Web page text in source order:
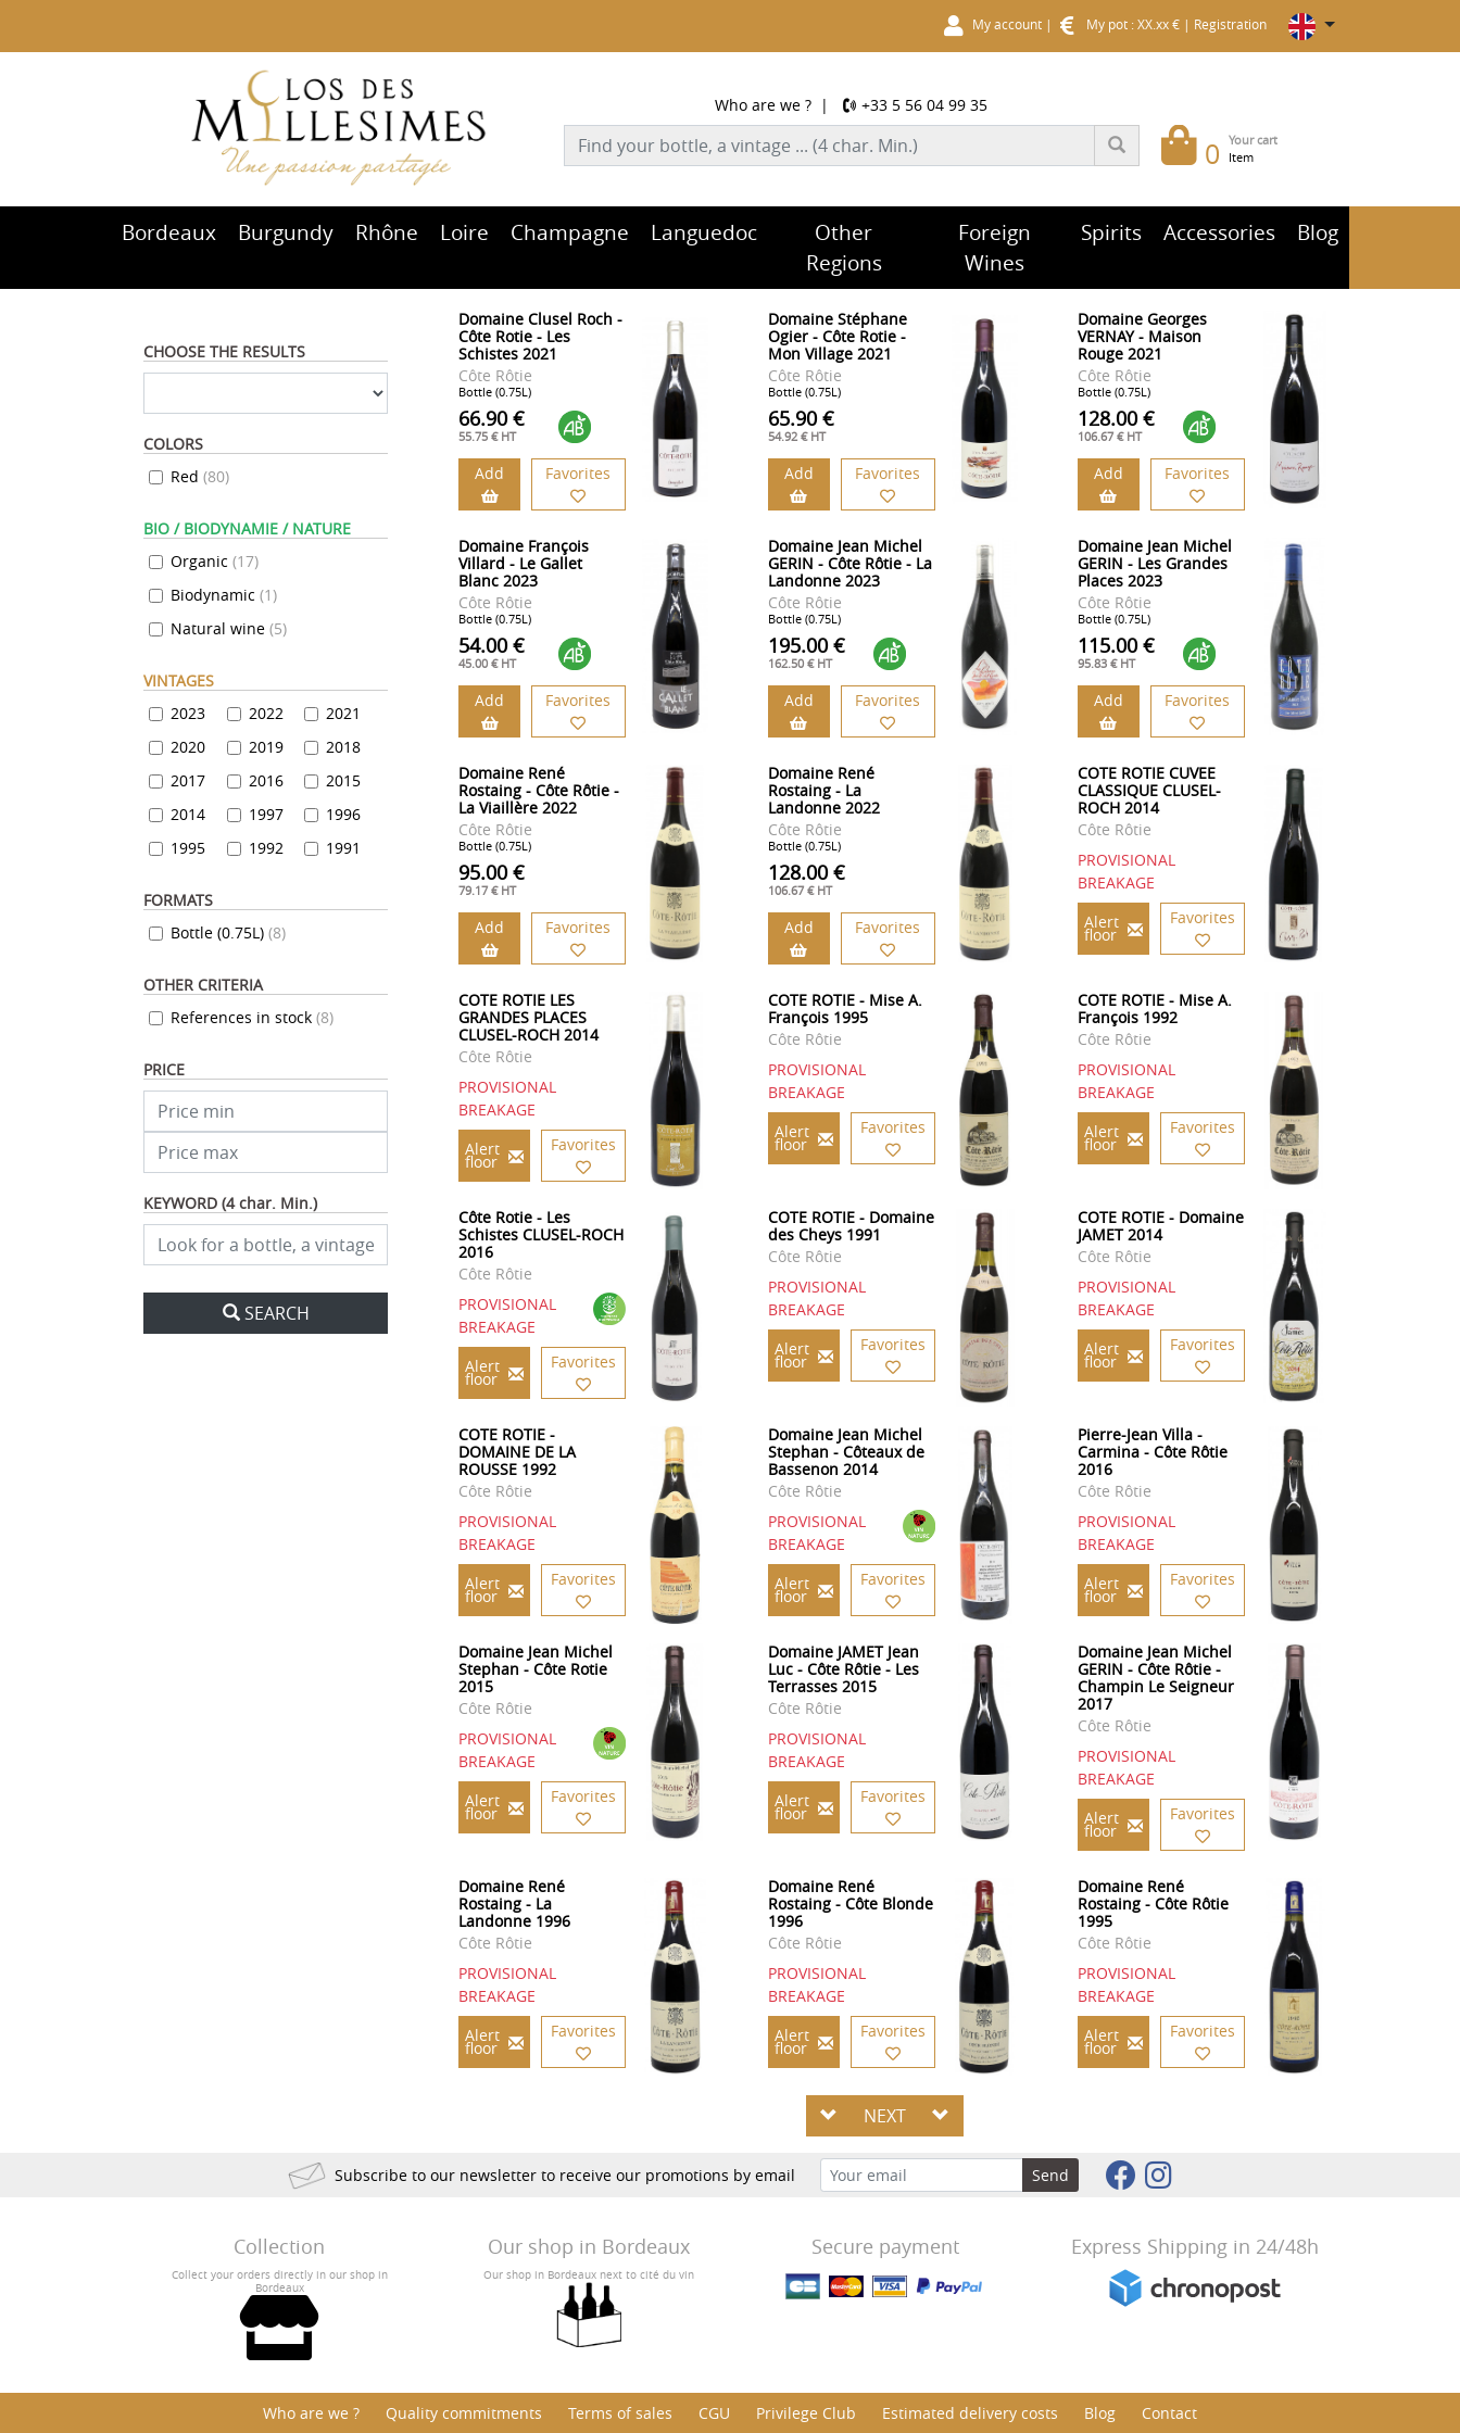
My account | My pot : XX.xx € | Registration
0 Your cart
Item
Who are we ? | +33 5 56 04 99 35
Bordeaux Burgundy Rhône Loire Champagne Languedoc
Other
Regions
Foreign
Wines
Spirits Accessories Blog
CHOOSE THE RESULTS
COLORS
Red (80)
BIO / BIODYNAMIE / NATURE
Organic (17)
Biodynamic (1)
Natural wine (5)
VINTAGES
2023
2022
2021
2020
2019
2018
2017
2016
2015
2014
1997
1996
1995
1992 1991
FORMATS
Bottle (0.75L) (8)
OTHER CRITERIA
References in stock (8)
PRICE
KEYWORD (4 char. Min.)
SEARCH
Domaine Clusel Roch -
Côte Rotie - Les
Schistes 2021
Côte Rôtie
Bottle (0.75L)
66.90 €
55.75 € HT
Add Favorites
Domaine Stéphane
Ogier - Côte Rotie -
Mon Village 2021
Côte Rôtie
Bottle (0.75L)
65.90 €
54.92 € HT
Add Favorites
Domaine Georges
VERNAY - Maison
Rouge 2021
Côte Rôtie
Bottle (0.75L)
128.00 €
106.67 € HT
Add Favorites
Domaine François
Villard - Le Gallet
Blanc 2023
Côte Rôtie
Bottle (0.75L)
54.00 €
45.00 € HT
Add Favorites
Domaine Jean Michel
GERIN - Côte Rôtie - La
Landonne 2023
Côte Rôtie
Bottle (0.75L)
195.00 €
162.50 € HT
Add Favorites
Domaine Jean Michel
GERIN - Les Grandes
Places 2023
Côte Rôtie
Bottle (0.75L)
115.00 €
95.83 € HT
Add Favorites
Domaine René
Rostaing - Côte Rôtie -
La Viaillère 2022
Côte Rôtie
Bottle (0.75L)
95.00 €
79.17 € HT
Add Favorites
Domaine René
Rostaing - La
Landonne 2022
Côte Rôtie
Bottle (0.75L)
128.00 €
106.67 € HT
Add Favorites
COTE ROTIE CUVEE
CLASSIQUE CLUSEL-
ROCH 2014
Côte Rôtie
PROVISIONAL
BREAKAGE
Alert
floor
Favorites
COTE ROTIE LES
GRANDES PLACES
CLUSEL-ROCH 2014
Côte Rôtie
PROVISIONAL
BREAKAGE
Alert
floor
Favorites
COTE ROTIE - Mise A.
François 1995
Côte Rôtie
PROVISIONAL
BREAKAGE
Alert
floor
Favorites
COTE ROTIE - Mise A.
François 1992
Côte Rôtie
PROVISIONAL
BREAKAGE
Alert
floor
Favorites
Côte Rotie - Les
Schistes CLUSEL-ROCH
2016
Côte Rôtie
PROVISIONAL
BREAKAGE
Alert
floor
Favorites
COTE ROTIE - Domaine
des Cheys 1991
Côte Rôtie
PROVISIONAL
BREAKAGE
Alert
floor
Favorites
COTE ROTIE - Domaine
JAMET 2014
Côte Rôtie
PROVISIONAL
BREAKAGE
Alert
floor
Favorites
COTE ROTIE -
DOMAINE DE LA
ROUSSE 1992
Côte Rôtie
PROVISIONAL
BREAKAGE
Alert
floor
Favorites
Domaine Jean Michel
Stephan - Côteaux de
Bassenon 2014
Côte Rôtie
PROVISIONAL
BREAKAGE
Alert
floor
Favorites
Pierre-Jean Villa -
Carmina - Côte Rôtie
2016
Côte Rôtie
PROVISIONAL
BREAKAGE
Alert
floor
Favorites
Domaine Jean Michel
Stephan - Côte Rotie
2015
Côte Rôtie
PROVISIONAL
BREAKAGE
Alert
floor
Favorites
Domaine JAMET Jean
Luc - Côte Rôtie - Les
Terrasses 2015
Côte Rôtie
PROVISIONAL
BREAKAGE
Alert
floor
Favorites
Domaine Jean Michel
GERIN - Côte Rôtie -
Champin Le Seigneur
2017
Côte Rôtie
PROVISIONAL
BREAKAGE
Alert
floor
Favorites
Domaine René
Rostaing - La
Landonne 1996
Côte Rôtie
PROVISIONAL
BREAKAGE
Alert
floor
Favorites
Domaine René
Rostaing - Côte Blonde
1996
Côte Rôtie
PROVISIONAL
BREAKAGE
Alert
floor
Favorites
Domaine René
Rostaing - Côte Rôtie
1995
Côte Rôtie
PROVISIONAL
BREAKAGE
Alert
floor
Favorites
NEXT
Subscribe to our newsletter to receive our promotions by email Send
Collection
Collect your orders directly in our shop in
Bordeaux
Our shop in Bordeaux
Our shop in Bordeaux next to cité du vin
Secure payment Express Shipping in 24/48h
Who are we ? Quality commitments Terms of sales CGU Privilege Club Estimated delivery costs Blog Contact